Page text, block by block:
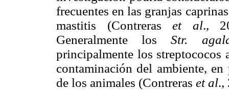
frecuentes en las granjas
mastitis (Contreras et al.,
Generalmente losStr.
principalmente los streptococos
contaminación del ambiente,
de los animales (Contreras et al.,